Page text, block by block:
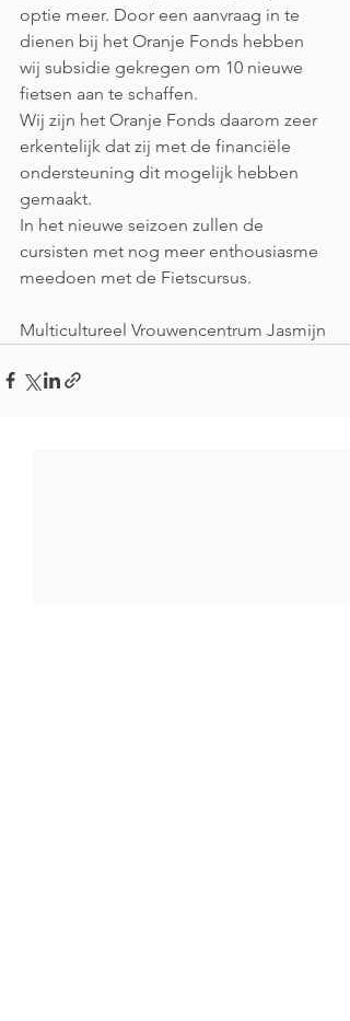
optie meer. Door een aanvraag in te
dienen bij het Oranje Fonds hebben
wij subsidie gekregen om 10 nieuwe
fietsen aan te schaffen.
Wij zijn het Oranje Fonds daarom zeer
erkentelijk dat zij met de financiële
ondersteuning dit mogelijk hebben
gemaakt.
In het nieuwe seizoen zullen de
cursisten met nog meer enthousiasme
meedoen met de Fietscursus.
Multicultureel Vrouwencentrum Jasmijn